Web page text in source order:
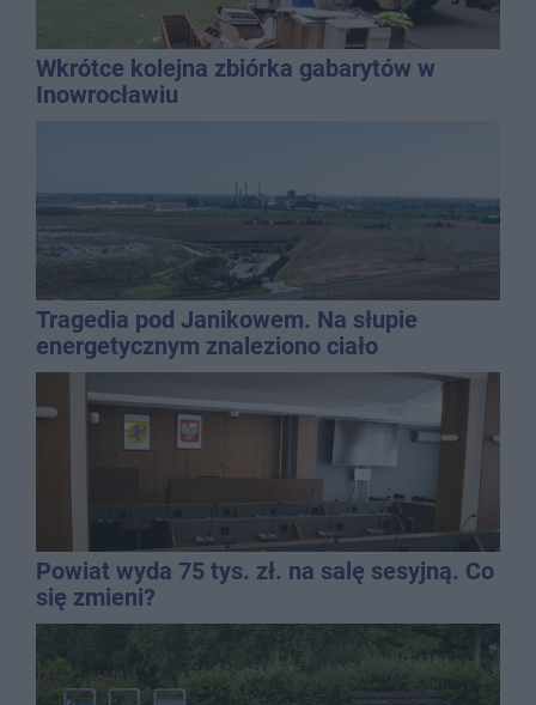
Wkrótce kolejna zbiórka gabarytów w
Inowrocławiu
Tragedia pod Janikowem. Na słupie
energetycznym znaleziono ciało
mężczyzny
Powiat wyda 75 tys. zł. na salę sesyjną. Co
się zmieni?